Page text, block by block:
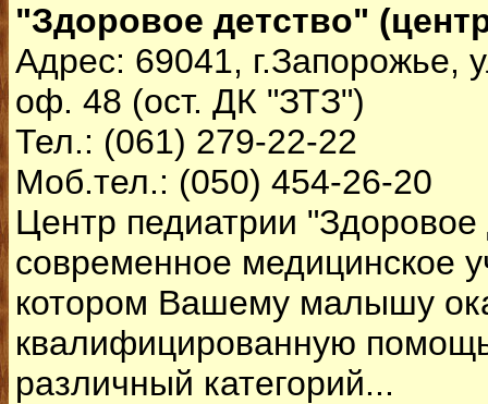
"Здоровое детство"
Адрес: 69041, г.Запорожье,
оф. 48 (ост. ДК "ЗТЗ")
Тел.: (061) 279-22-22
Моб.тел.: (050) 454-26-20
Центр педиатрии "Здоровое
современное медицинское
котором Вашему малышу
квалифицированную
различный категорий...